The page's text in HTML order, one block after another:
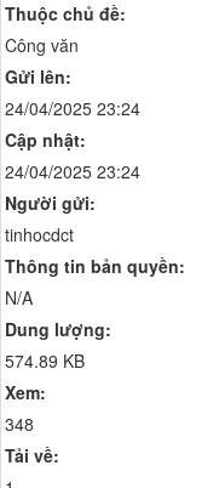
Thuộc chủ đề:
Công văn
Gửi lên:
24/04/2025 23:24
Cập nhật:
24/04/2025 23:24
Người gửi:
tinhocdct
Thông tin bản quyền:
N/A
Dung lượng:
574.89 KB
Xem:
348
Tải về: